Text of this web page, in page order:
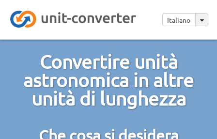
Italiano
Convertire unità
astronomica in altre
unità di lunghezza